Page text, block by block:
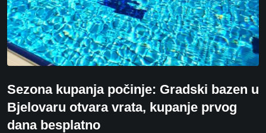
Sezona kupanja počinje: Gradski bazen u
Bjelovaru otvara vrata, kupanje prvog
dana besplatno